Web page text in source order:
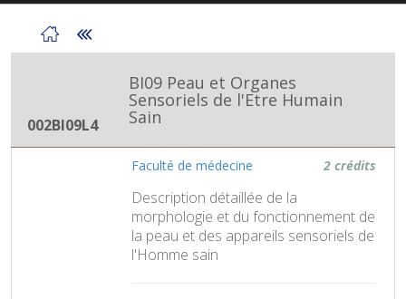
002BI09L4
BI09 Peau et Organes
Sensoriels de l'Etre Humain
Sain
Faculté de médecine 2 crédits
Description détaillée de la
morphologie et du fonctionnement de
la peau et des appareils sensoriels de
l'Homme sain